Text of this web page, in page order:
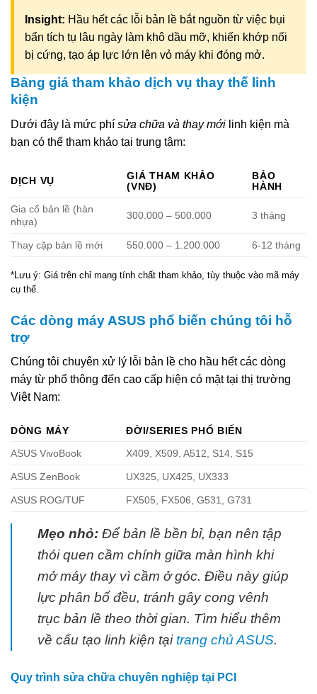
Insight: Hầu hết các lỗi bản lề bắt nguồn từ việc bụi
bẩn tích tụ lâu ngày làm khô dầu mỡ, khiến khớp nối
bị cứng, tạo áp lực lớn lên vỏ máy khi đóng mở.
Bảng giá tham khảo dịch vụ thay thế linh
kiện
Dưới đây là mức phí sửa chữa và thay mới linh kiện mà
bạn có thể tham khảo tại trung tâm:
DỊCH VỤ
GIÁ THAM KHẢO
(VNĐ)
BẢO
HÀNH
Gia cố bản lề (hàn
nhựa)
300.000 – 500.000 3 tháng
Thay cặp bản lề mới 550.000 – 1.200.000 6-12 tháng
*Lưu ý: Giá trên chỉ mang tính chất tham khảo, tùy thuộc vào mã máy
cụ thể.
Các dòng máy ASUS phổ biến chúng tôi hỗ
trợ
Chúng tôi chuyên xử lý lỗi bản lề cho hầu hết các dòng
máy từ phổ thông đến cao cấp hiện có mặt tại thị trường
Việt Nam:
DÒNG MÁY
ĐỜI/SERIES PHỔ BIẾN
ASUS VivoBook
X409, X509, A512, S14, S15
ASUS ZenBook UX325, UX425, UX333
ASUS ROG/TUF FX505, FX506, G531, G731
Mẹo nhỏ: Để bản lề bền bỉ, bạn nên tập
thói quen cầm chính giữa màn hình khi
mở máy thay vì cầm ở góc. Điều này giúp
lực phân bổ đều, tránh gây cong vênh
trục bản lề theo thời gian. Tìm hiểu thêm
về cấu tạo linh kiện tạitrang chủ ASUS.
Quy trình sửa chữa chuyên nghiệp tại PCI